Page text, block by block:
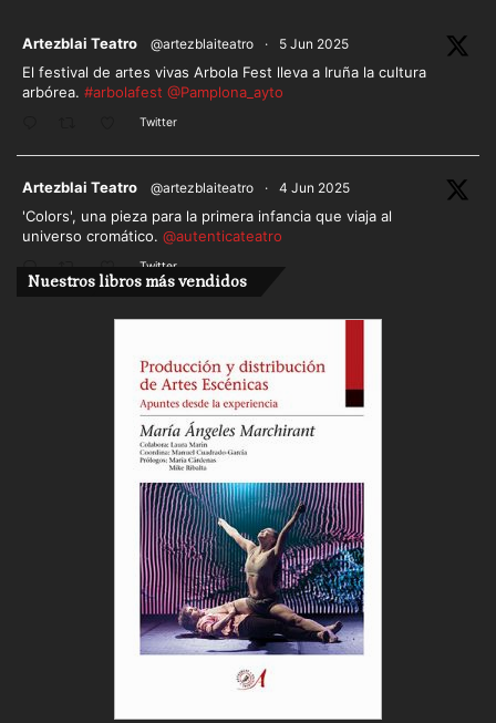
Artezblai Teatro @artezblaiteatro · 5 Jun 2025
El festival de artes vivas Arbola Fest lleva a Iruña la cultura
arbórea. #arbolafest @Pamplona_ayto
Twitter
Artezblai Teatro @artezblaiteatro · 4 Jun 2025
'Colors', una pieza para la primera infancia que viaja al
universo cromático. @autenticateatro
Twitter
Cargar más
Nuestros libros más vendidos